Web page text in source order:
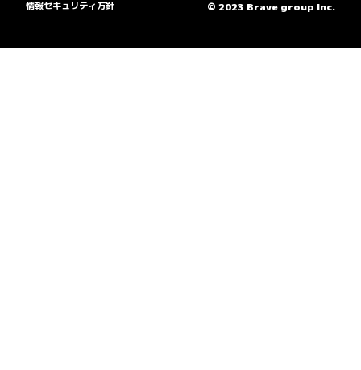
© 2023 Brave group Inc.
情報セキュリティ方針